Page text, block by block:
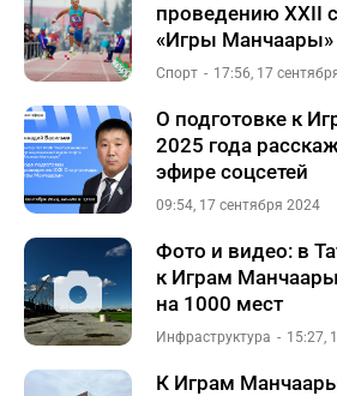
проведению XXII
«Игры Манчаары»
Спорт 17:56, 17
О подготовке к
2025 года
эфире соцсетей
09:54, 17 сентября 2024
Фото и видео: в
к Играм
на 1000 мест
Инфраструктура 15:27,
К Играм